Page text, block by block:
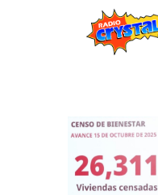
Estaciones
Eventos
Promociones